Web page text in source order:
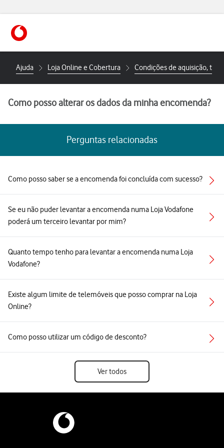
https://www.vodafone.pt
Ajuda Loja Online e Cobertura Condições de aquisição,
Como posso alterar os dados da minha encomenda?
Perguntas relacionadas
Como posso saber se a encomenda foi concluída com sucesso?
Se eu não puder levantar a encomenda numa Loja Vodafone
poderá um terceiro levantar por mim?
Quanto tempo tenho para levantar a encomenda numa Loja
Vodafone?
Existe algum limite de telemóveis que posso comprar na Loja
Online?
Como posso utilizar um código de desconto?
Ver todos